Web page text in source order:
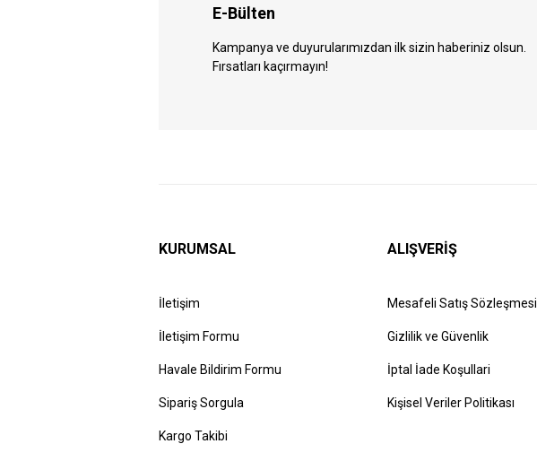
E-Bülten
Kampanya ve duyurularımızdan ilk sizin haberiniz olsun.
Fırsatları kaçırmayın!
KURUMSAL
İletişim
İletişim Formu
Havale Bildirim Formu
Sipariş Sorgula
Kargo Takibi
ALIŞVERİŞ
Mesafeli Satış Sözleşmesi
Gizlilik ve Güvenlik
İptal İade Koşullari
Kişisel Veriler Politikası